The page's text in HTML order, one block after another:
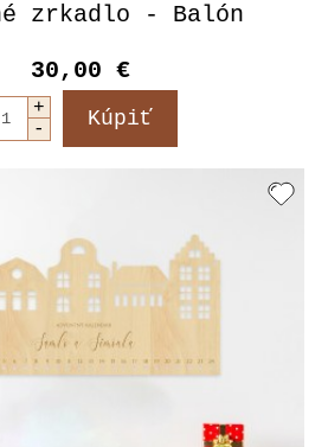
zrkadlo - Balón
30,00 €